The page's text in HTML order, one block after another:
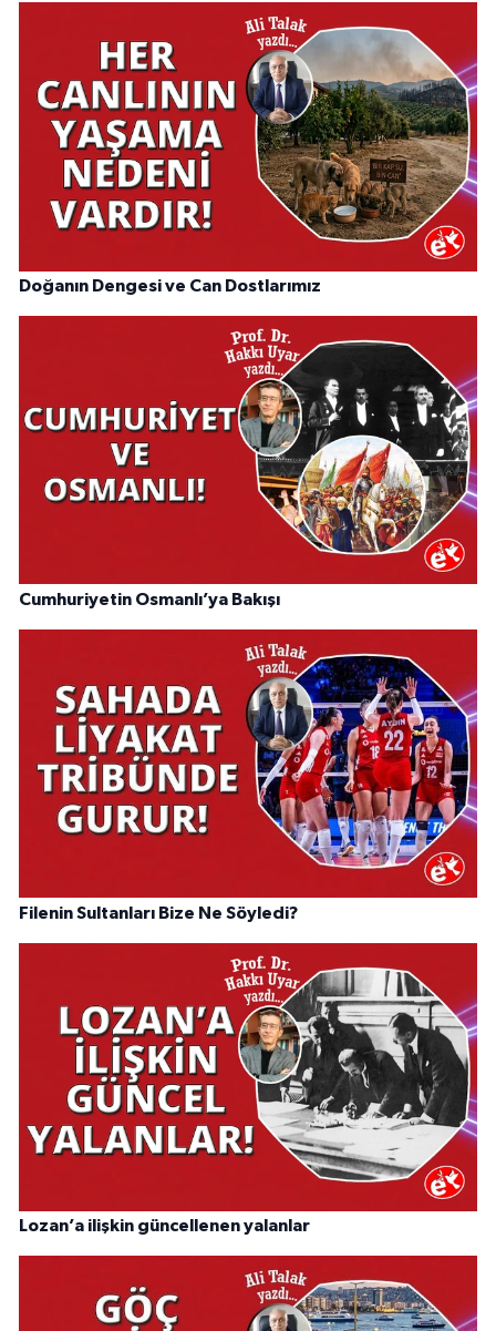
Doğanın Dengesi ve Can Dostlarımız
Cumhuriyetin Osmanlı’ya Bakışı
Filenin Sultanları Bize Ne Söyledi?
Lozan’a ilişkin güncellenen yalanlar